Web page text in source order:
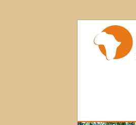
springen